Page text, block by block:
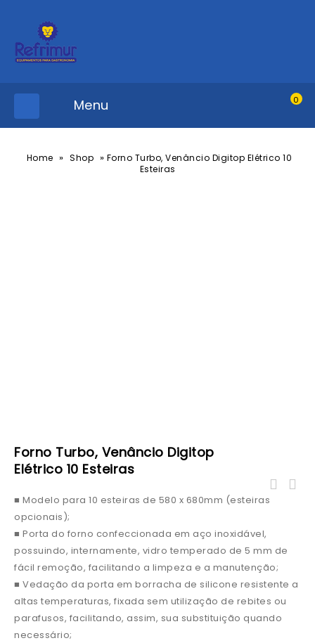
Menu 0
Home » Shop » Forno Turbo, Venâncio Digitop Elétrico 10
Esteiras
Forno Turbo, Venâncio Digitop
Elétrico 10 Esteiras
■ Modelo para 10 esteiras de 580 x 680mm (esteiras
opcionais);
■ Porta do forno confeccionada em aço inoxidável,
possuindo, internamente, vidro temperado de 5 mm de
fácil remoção, facilitando a limpeza e a manutenção;
■ Vedação da porta em borracha de silicone resistente a
altas temperaturas, fixada sem utilização de rebites ou
parafusos, facilitando, assim, sua substituição quando
necessário;